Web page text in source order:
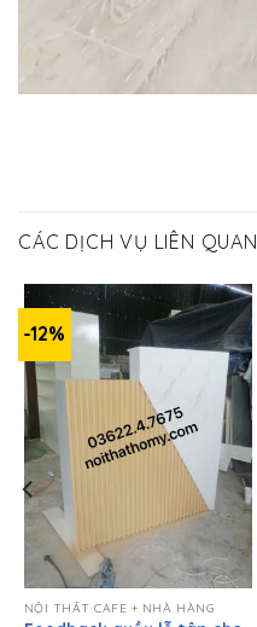
CÁC DỊCH VỤ LIÊN QUAN
-12%
NỘI THẤT CAFE + NHÀ HÀNG